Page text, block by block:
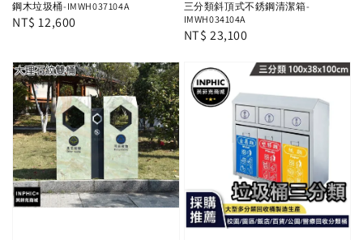
鋼木垃圾桶-IMWH037104A
Regular
NT$ 12,600
三分類斜頂式不銹鋼清潔箱-
IMWH034104A
Regular
NT$ 23,100